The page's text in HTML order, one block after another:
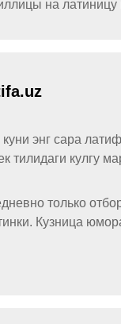
на латиницу
энг сара
тилидаги кулгу
только
Кузница